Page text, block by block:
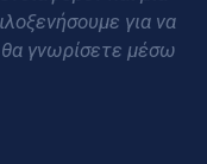
για να
γνωρίσετε μέσω